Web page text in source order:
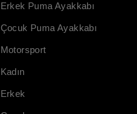
Erkek Puma Ayakkabı
Çocuk Puma Ayakkabı
Motorsport
Kadın
Erkek